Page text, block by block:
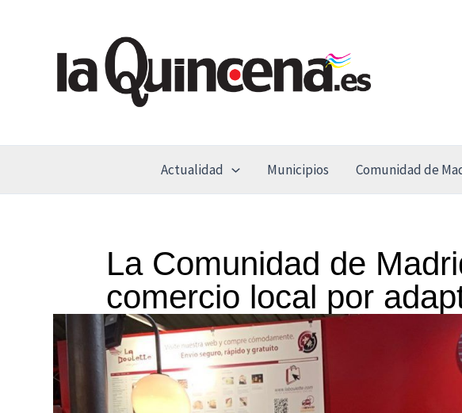
contenido
Actualidad Municipios Comunidad de
La Comunidad de
comercio local por